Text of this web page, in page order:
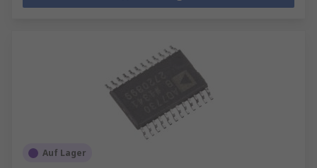
Auf Lager